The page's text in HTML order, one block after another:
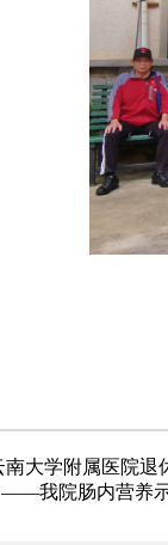
大学附属医院退
我院肠内营养